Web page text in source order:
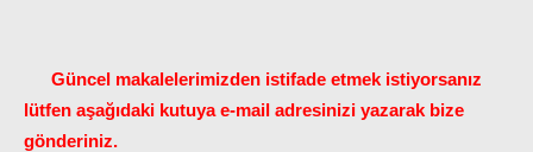
Güncel makalelerimizden istifade etmek istiyorsanız
lütfen aşağıdaki kutuya e-mail adresinizi yazarak bize
gönderiniz.